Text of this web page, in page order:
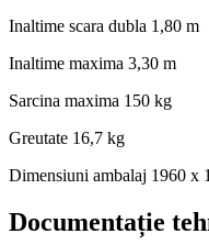
Inaltime scara dubla 1,80 m
Inaltime maxima 3,30 m
Sarcina maxima 150 kg
Greutate 16,7 kg
Dimensiuni ambalaj 1960 x
Documentație